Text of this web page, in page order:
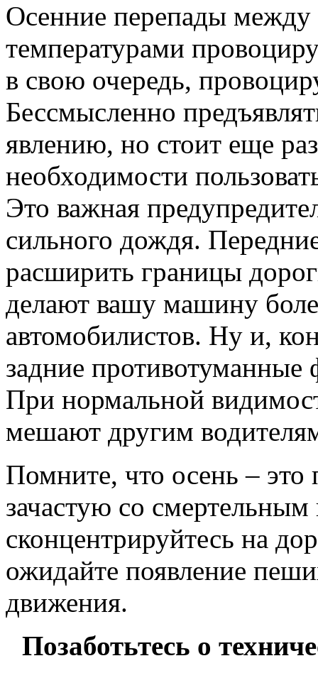
Осенние перепады
температурами
в свою очередь,
Бессмысленно
явлению, но стоит еще
необходимости
Это важная
сильного дождя.
расширить границы
делают вашу машину
автомобилистов. Ну и,
задние противотуманные
При нормальной
мешают другим
Помните, что осень – это
зачастую со
сконцентрируйтесь на
ожидайте появление
движения.
Позаботьтесь о